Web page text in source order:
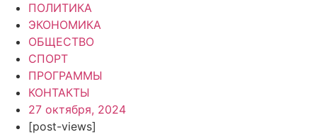
ПОЛИТИКА
ЭКОНОМИКА
ОБЩЕСТВО
СПОРТ
ПРОГРАММЫ
КОНТАКТЫ
27 октября, 2024
[post-views]